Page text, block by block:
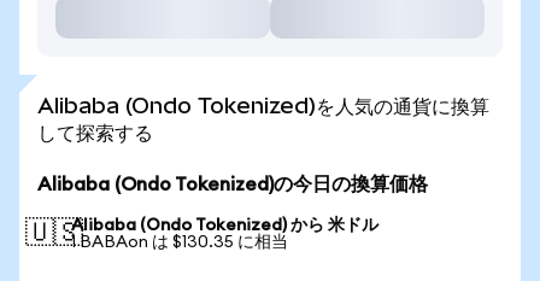
Alibaba (Ondo Tokenized)を人気の通貨に換算
して探索する
Alibaba (Ondo Tokenized)の今日の換算価格
🇺🇸Alibaba (Ondo Tokenized) から 米ドル
1 BABAon は $130.35 に相当